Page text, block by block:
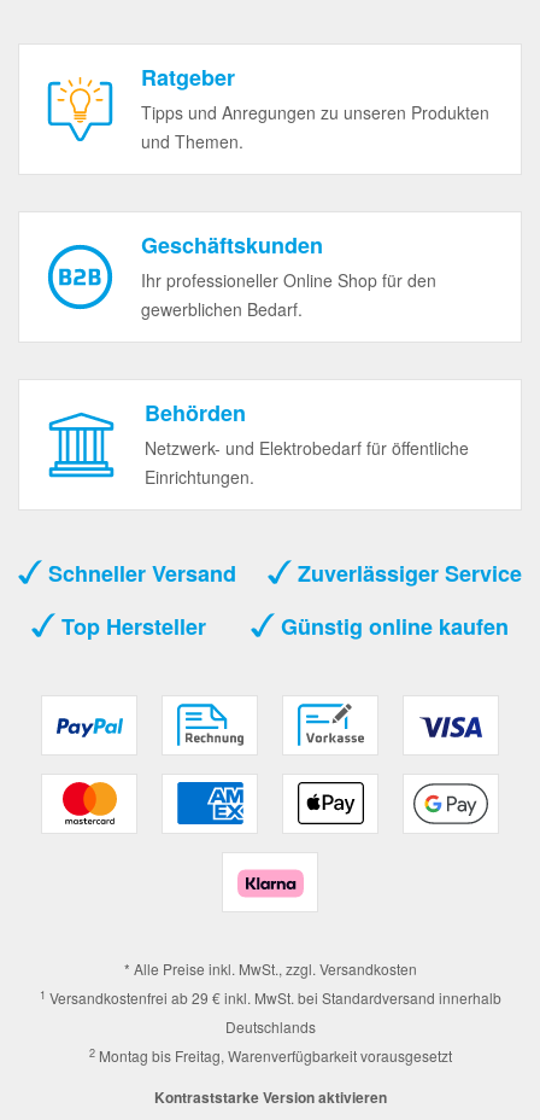
Ratgeber
Tipps und Anregungen zu unseren Produkten
und Themen.
Geschäftskunden
Ihr professioneller Online Shop für den
gewerblichen Bedarf.
Behörden
Netzwerk- und Elektrobedarf für öffentliche
Einrichtungen.
Schneller Versand
Zuverlässiger Service
Top Hersteller
Günstig online kaufen
* Alle Preise inkl. MwSt., zzgl. Versandkosten
1 Versandkostenfrei ab 29 € inkl. MwSt. bei Standardversand innerhalb
Deutschlands
2Montag bis Freitag, Warenverfügbarkeit vorausgesetzt
Kontraststarke Version aktivieren